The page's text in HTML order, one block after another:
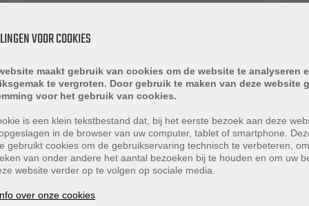
Hoefstraat 198 / A
VERKOCHT
VOOR COOKIES
maakt gebruik van cookies om de website te analyseren
te vergroten. Door gebruik te maken van deze website
voor het gebruik van cookies.
is een klein tekstbestand dat, bij het eerste bezoek aan deze
in de browser van uw computer, tablet of smartphone.
gebruikt cookies om de gebruikservaring technisch te verbeteren, om
van onder andere het aantal bezoeken bij te houden en om uw
website verder op te volgen op sociale media.
over onze cookies